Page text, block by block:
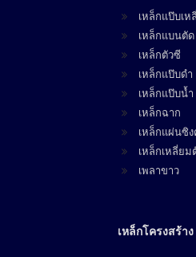
เหล็กแป๊บเห
เหล็กแบนตัด
เหล็กตัวซี
เหล็กแป๊บดำ
เหล็กแป๊บน้ำ
เหล็กฉาก
เหล็กแผ่นซิง
เหล็กเหลี่ยม
เพลาขาว
เหล็กโครงสร้าง